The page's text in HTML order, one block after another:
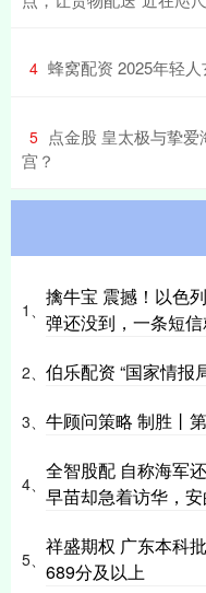
4 蜂窝配资 2025年轻
5 点金股 皇太极与挚
宫？
1、
擒牛宝 震撼！以色
弹还没到，一条短
2、 伯乐配资 “国家情报
3、 牛顾问策略 制胜丨第
4、
全智股配 自称海军
早苗却急着访华，
5、
祥盛期权 广东本科
689分及以上